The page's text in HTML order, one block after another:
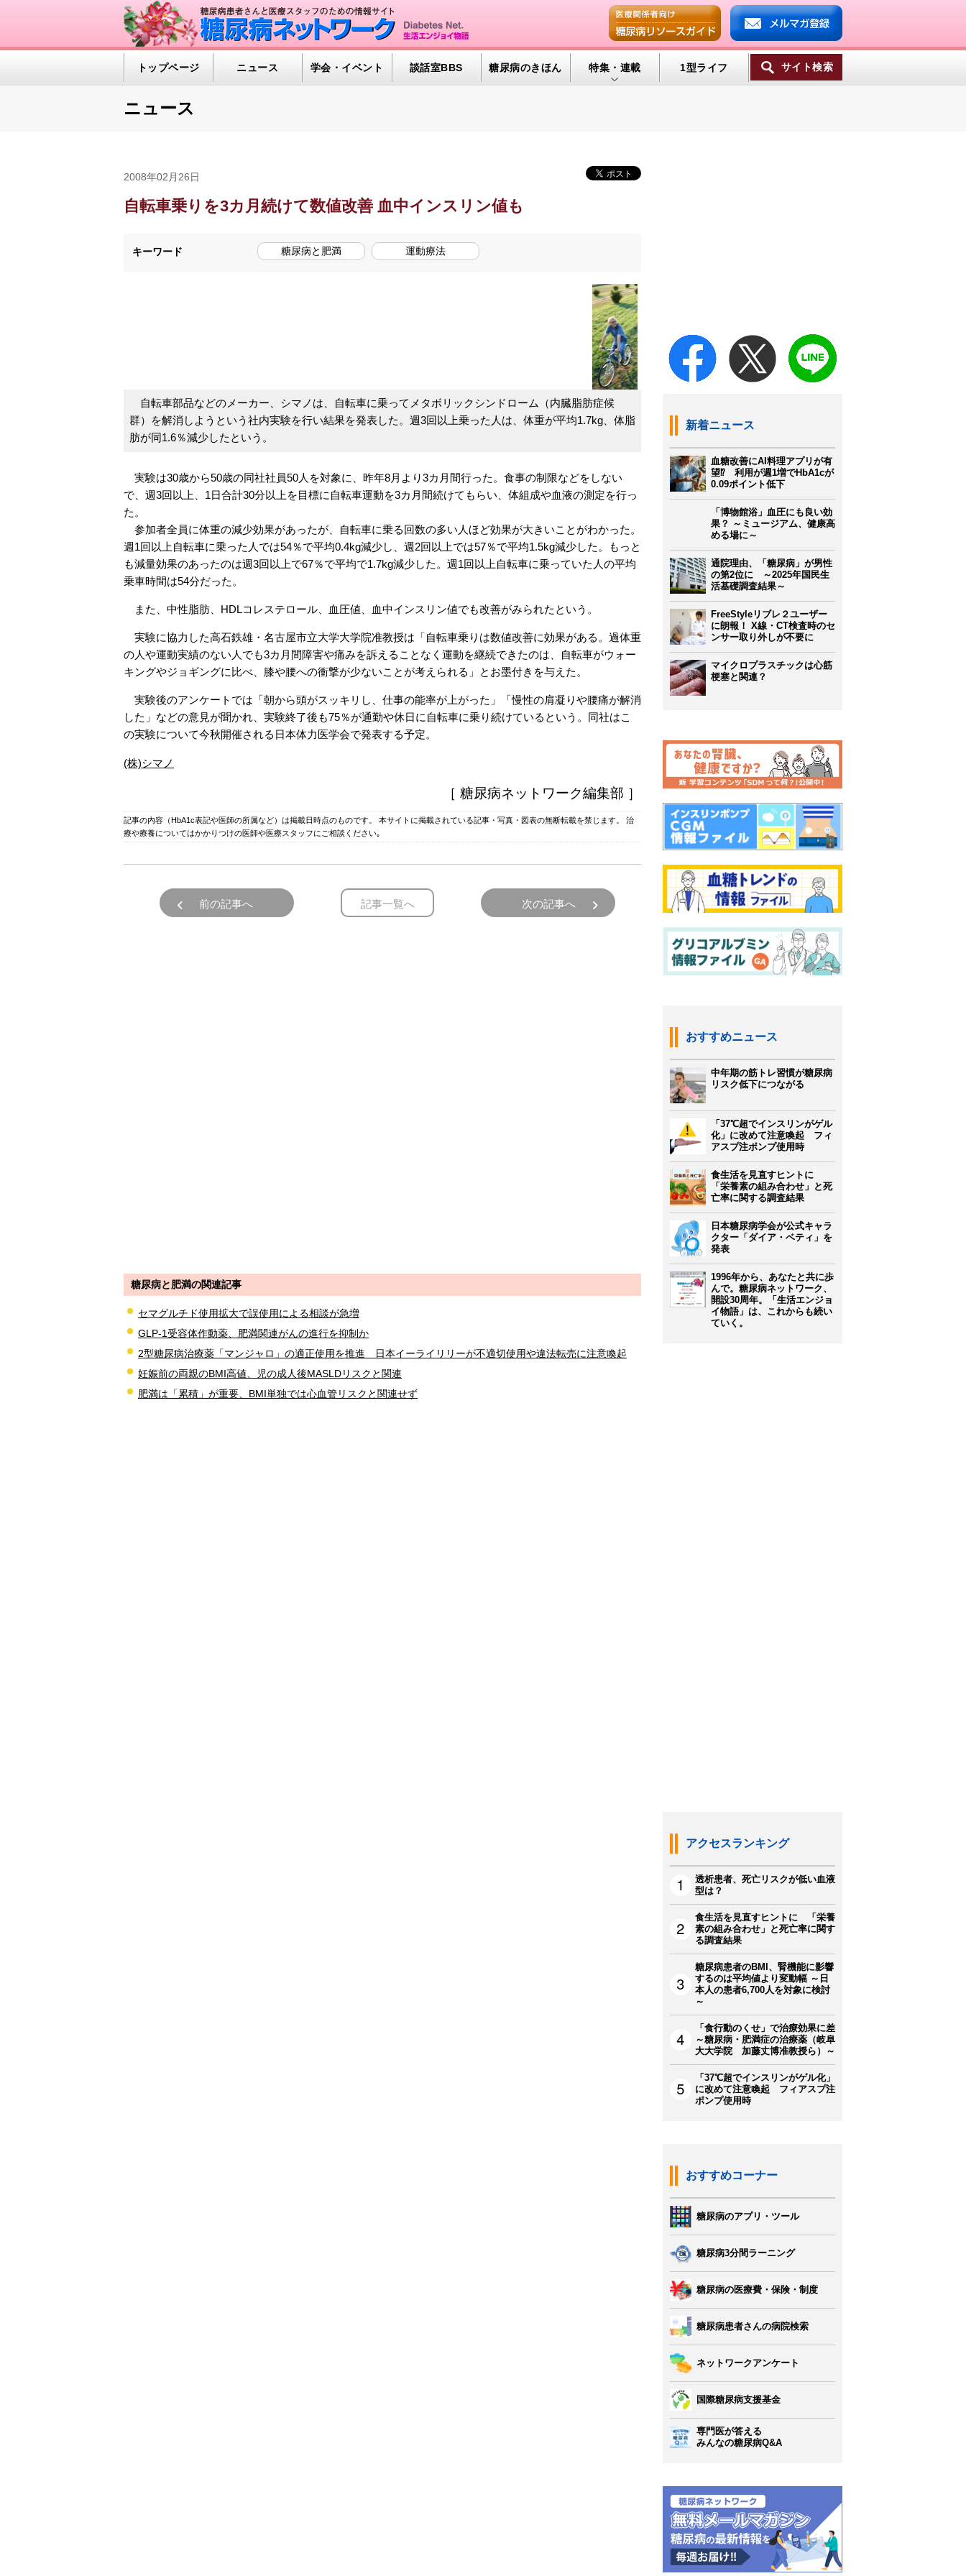
トップページ ニュース 学会・イベント 談話室BBS 糖尿病のきほん 特集・連載 1型ライフ サイト検索
ニュース
2008年02月26日
自転車乗りを3カ月続けて数値改善 血中インスリン値も
キーワード 糖尿病と肥満 運動療法
自転車部品などのメーカー、シマノは、自転車に乗ってメタボリックシンドローム（内臓脂肪症候
群）を解消しようという社内実験を行い結果を発表した。週3回以上乗った人は、体重が平均1.7kg、体脂
肪が同1.6％減少したという。
実験は30歳から50歳の同社社員50人を対象に、昨年8月より3カ月間行った。食事の制限などをしない
で、週3回以上、1日合計30分以上を目標に自転車運動を3カ月間続けてもらい、体組成や血液の測定を行っ
た。
参加者全員に体重の減少効果があったが、自転車に乗る回数の多い人ほど効果が大きいことがわかった。
週1回以上自転車に乗った人では54％で平均0.4kg減少し、週2回以上では57％で平均1.5kg減少した。もっと
も減量効果のあったのは週3回以上で67％で平均で1.7kg減少した。週1回以上自転車に乗っていた人の平均
乗車時間は54分だった。
また、中性脂肪、HDLコレステロール、血圧値、血中インスリン値でも改善がみられたという。
実験に協力した高石鉄雄・名古屋市立大学大学院准教授は「自転車乗りは数値改善に効果がある。過体重
の人や運動実績のない人でも3カ月間障害や痛みを訴えることなく運動を継続できたのは、自転車がウォー
キングやジョギングに比べ、膝や腰への衝撃が少ないことが考えられる」とお墨付きを与えた。
実験後のアンケートでは「朝から頭がスッキリし、仕事の能率が上がった」「慢性の肩凝りや腰痛が解消
した」などの意見が聞かれ、実験終了後も75％が通勤や休日に自転車に乗り続けているという。同社はこ
の実験について今秋開催される日本体力医学会で発表する予定。
(株)シマノ
［ 糖尿病ネットワーク編集部 ］
記事の内容（HbA1c表記や医師の所属など）は掲載日時点のものです。 本サイトに掲載されている記事・写真・図表の無断転載を禁じます。 治
療や療養についてはかかりつけの医師や医療スタッフにご相談ください｡
前の記事へ 記事一覧へ 次の記事へ
糖尿病と肥満の関連記事
セマグルチド使用拡大で誤使用による相談が急増
GLP-1受容体作動薬、肥満関連がんの進行を抑制か
2型糖尿病治療薬「マンジャロ」の適正使用を推進 日本イーライリリーが不適切使用や違法転売に注意喚起
妊娠前の両親のBMI高値、児の成人後MASLDリスクと関連
肥満は「累積」が重要、BMI単独では心血管リスクと関連せず
新着ニュース
血糖改善にAI料理アプリが有
望⁉ 利用が週1増でHbA1cが
0.09ポイント低下
「博物館浴」血圧にも良い効
果？ ～ミュージアム、健康高
める場に～
通院理由、「糖尿病」が男性
の第2位に ～2025年国民生
活基礎調査結果～
FreeStyleリブレ２ユーザー
に朗報！ X線・CT検査時のセ
ンサー取り外しが不要に
マイクロプラスチックは心筋
梗塞と関連？
おすすめニュース
中年期の筋トレ習慣が糖尿病
リスク低下につながる
「37℃超でインスリンがゲル
化」に改めて注意喚起 フィ
アスプ注ポンプ使用時
食生活を見直すヒントに
「栄養素の組み合わせ」と死
亡率に関する調査結果
日本糖尿病学会が公式キャラ
クター「ダイア・ベティ」を
発表
1996年から、あなたと共に歩
んで。糖尿病ネットワーク、
開設30周年。「生活エンジョ
イ物語」は、これからも続い
ていく。
アクセスランキング
透析患者、死亡リスクが低い血液
型は？
食生活を見直すヒントに 「栄養
素の組み合わせ」と死亡率に関す
る調査結果
糖尿病患者のBMI、腎機能に影響
するのは平均値より変動幅 ～日
本人の患者6,700人を対象に検討
～
「食行動のくせ」で治療効果に差
～糖尿病・肥満症の治療薬（岐阜
大大学院 加藤丈博准教授ら）～
「37℃超でインスリンがゲル化」
に改めて注意喚起 フィアスプ注
ポンプ使用時
おすすめコーナー
糖尿病のアプリ・ツール
糖尿病3分間ラーニング
糖尿病の医療費・保険・制度
糖尿病患者さんの病院検索
ネットワークアンケート
国際糖尿病支援基金
専門医が答える
みんなの糖尿病Q&A